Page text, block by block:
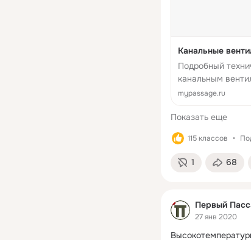
Канальные
Подробный
канальным
складе в
mypassage.ru
Показать еще
115 классов
1 68
Первый
27 янв 2020